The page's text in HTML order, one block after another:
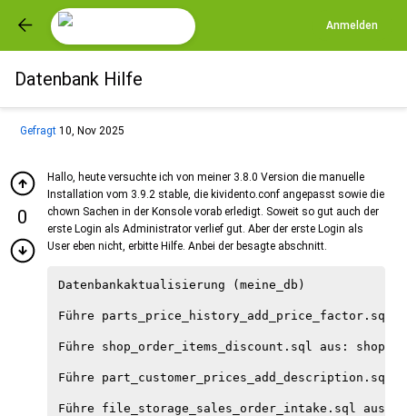
Anmelden
Datenbank Hilfe
Gefragt 10, Nov 2025
0
Hallo, heute versuchte ich von meiner 3.8.0 Version die manuelle
Installation vom 3.9.2 stable, die kividento.conf angepasst sowie die
chown Sachen in der Konsole vorab erledigt. Soweit so gut auch der
erste Login als Administrator verlief gut. Aber der erste Login als
User eben nicht, erbitte Hilfe. Anbei der besagte abschnitt.
Datenbankaktualisierung (meine_db)
Führe parts_price_history_add_price_factor.sql
Führe shop_order_items_discount.sql aus:
Führe part_customer_prices_add_description.sql
Führe file_storage_sales_order_intake.sql aus: